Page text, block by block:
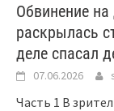
Обвинение на
раскрылась
деле спасал
07.06.2026
Часть 1 В